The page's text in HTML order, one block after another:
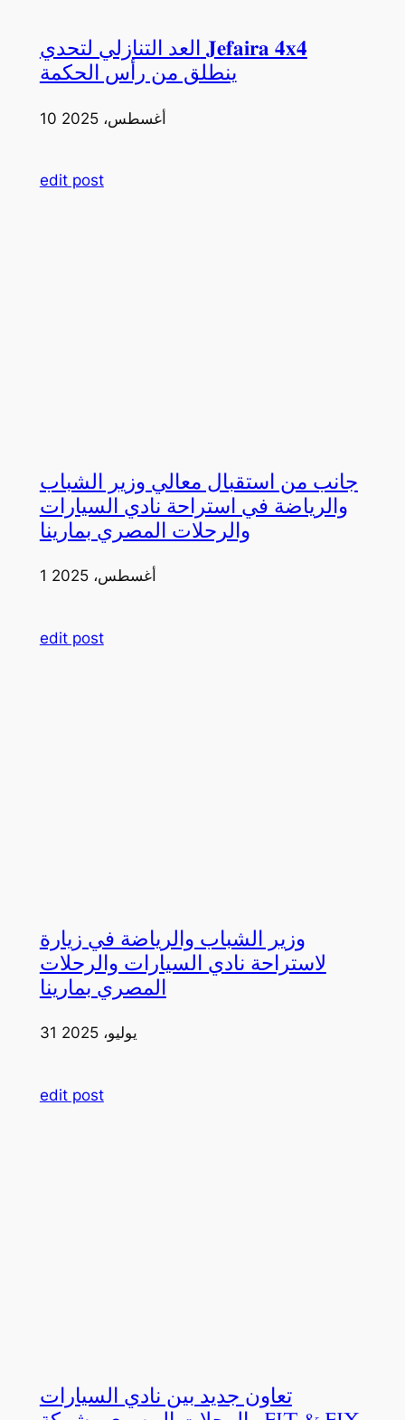
العد التنازلي لتحدي 𝐉𝐞𝐟𝐚𝐢𝐫𝐚 𝟒𝐱𝟒
ينطلق من رأس الحكمة
10 أغسطس، 2025
edit post
جانب من استقبال معالي وزير الشباب
والرياضة في استراحة نادي السيارات
والرحلات المصري بمارينا
1 أغسطس، 2025
edit post
وزير الشباب والرياضة في زيارة
لاستراحة نادي السيارات والرحلات
المصري بمارينا
31 يوليو، 2025
edit post
تعاون جديد بين نادي السيارات